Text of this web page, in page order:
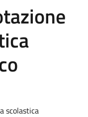
scolastica